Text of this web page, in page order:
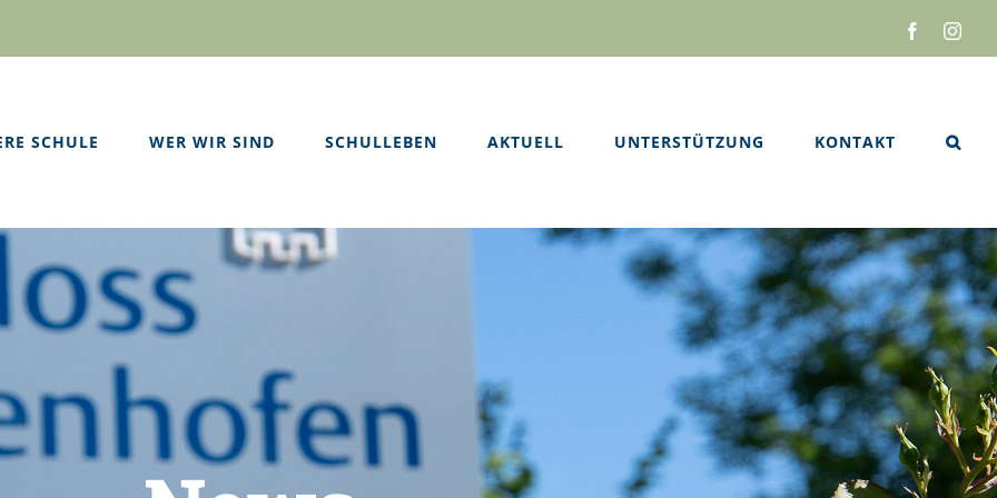
Facebook
SCHULE WER WIR SIND SCHULLEBEN AKTUELL UNTERSTÜTZUNG KONTAKT